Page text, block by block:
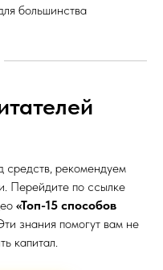
большинства
средств, рекомендуем
Перейдите по ссылке
«Топ-15 способов
знания помогут вам не
капитал.